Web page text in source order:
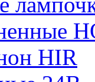
HIR